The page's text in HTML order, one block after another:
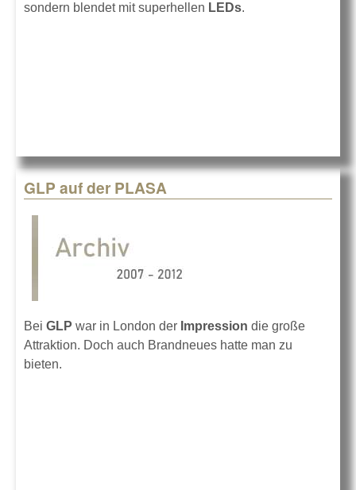
sondern blendet mit superhellen LEDs.
GLP auf der PLASA
Bei GLP war in London der Impression die große
Attraktion. Doch auch Brandneues hatte man zu
bieten.